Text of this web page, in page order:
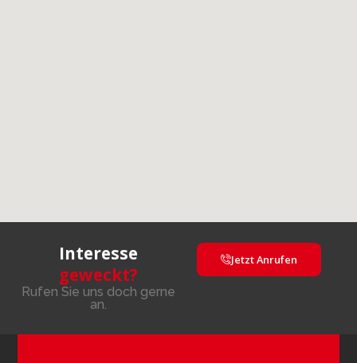
Interesse
geweckt?
Rufen Sie uns doch gerne
an.
Jetzt Anrufen